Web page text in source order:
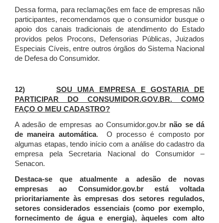
Dessa forma, para reclamações em face de empresas não
participantes, recomendamos que o consumidor busque o
apoio dos canais tradicionais de atendimento do Estado
providos pelos Procons, Defensorias Públicas, Juizados
Especiais Cíveis, entre outros órgãos do Sistema Nacional
de Defesa do Consumidor.
12) SOU UMA EMPRESA E GOSTARIA DE
PARTICIPAR DO CONSUMIDOR.GOV.BR. COMO
FAÇO O MEU CADASTRO?
A adesão de empresas ao Consumidor.gov.br não se dá
de maneira automática. O processo é composto por
algumas etapas, tendo início com a análise do cadastro da
empresa pela Secretaria Nacional do Consumidor –
Senacon.
Destaca-se que atualmente a adesão de novas
empresas ao Consumidor.gov.br está voltada
prioritariamente às empresas dos setores regulados,
setores considerados essenciais (como por exemplo,
fornecimento de água e energia), àqueles com alto